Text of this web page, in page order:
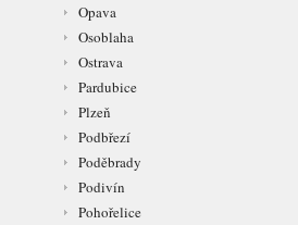
Opava
Osoblaha
Ostrava
Pardubice
Plzeň
Podbřezí
Poděbrady
Podivín
Pohořelice